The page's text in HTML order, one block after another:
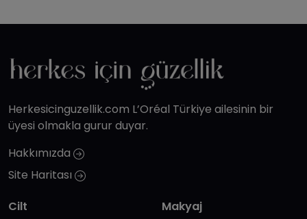
Herkesicinguzellik.com L’Oréal Türkiye ailesinin bir
üyesi olmakla gurur duyar.
Hakkımızda
Site Haritası
Cilt
Makyaj